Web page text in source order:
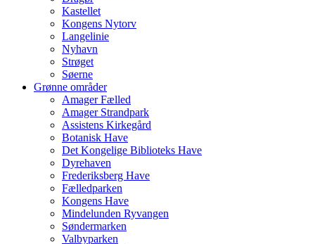
Kastellet
Kongens Nytorv
Langelinie
Nyhavn
Strøget
Søerne
Grønne områder
Amager Fælled
Amager Strandpark
Assistens Kirkegård
Botanisk Have
Det Kongelige Biblioteks Have
Dyrehaven
Frederiksberg Have
Fælledparken
Kongens Have
Mindelunden Ryvangen
Søndermarken
Valbyparken